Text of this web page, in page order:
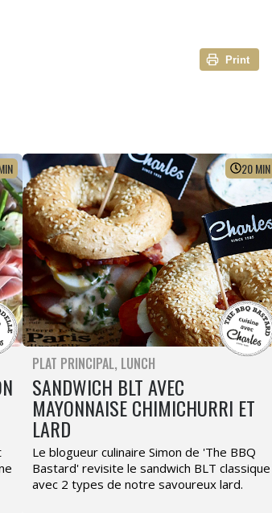
Print
20MIN
PLAT PRINCIPAL LUNCH
SANDWICH BLT AVEC
MAYONNAISE CHIMICHURRI ET
LARD
Le blogueur culinaire Simon de 'The BBQ
Bastard' revisite le sandwich BLT classique
avec 2 types de notre savoureux lard.